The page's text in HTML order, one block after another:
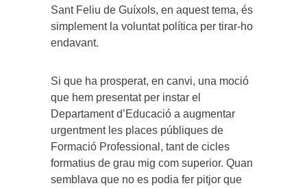
Sant Feliu de Guíxols, en aquest tema, és
simplement la voluntat política per tirar-ho
endavant.
Si que ha prosperat, en canvi, una moció
que hem presentat per instar el
Departament d’Educació a augmentar
urgentment les places públiques de
Formació Professional, tant de cicles
formatius de grau mig com superior. Quan
semblava que no es podia fer pitjor que